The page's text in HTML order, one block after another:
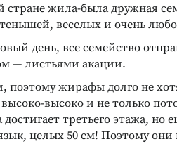
стране жила-была дружная
веселых и очень
день, все семейство
— листьями акации.
поэтому жирафы долго не
высоко-высоко и не только
третьего этажа,
целых 50 см! Поэтому они